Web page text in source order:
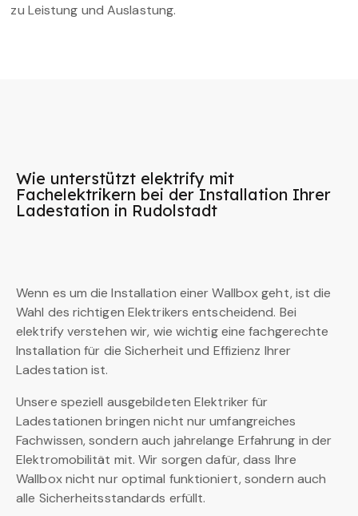
zu Leistung und Auslastung.
Wie unterstützt elektrify mit
Fachelektrikern bei der Installation Ihrer
Ladestation in Rudolstadt
Wenn es um die Installation einer Wallbox geht, ist die
Wahl des richtigen Elektrikers entscheidend. Bei
elektrify verstehen wir, wie wichtig eine fachgerechte
Installation für die Sicherheit und Effizienz Ihrer
Ladestation ist.
Unsere speziell ausgebildeten Elektriker für
Ladestationen bringen nicht nur umfangreiches
Fachwissen, sondern auch jahrelange Erfahrung in der
Elektromobilität mit. Wir sorgen dafür, dass Ihre
Wallbox nicht nur optimal funktioniert, sondern auch
alle Sicherheitsstandards erfüllt.